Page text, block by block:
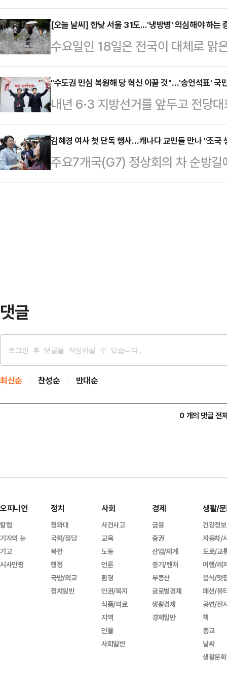
째 날인 16일(현지시간) 대니얼 스
션에서 한국의 전통 한복을 입고 등
다 캘거리에 위치한 G7 정상회의
대통령 부부가…
[오늘 날씨] 한낮 서울 31도...'냉방병' 의심해야 하는
수요일인 18일은 전국이 대체로 맑
름 무더위가 이어질 전망이다. 기상
기압의 가장자리에 들며 대체로 맑
기온이 30도 안팎으로 오르며 체감
역도 있겠다.기상청은 "온열질환
무더위 시간대에는 외출과 야외활
관리에도 각별히 주의해야 한다"고
최고기온은 26~3…
"수도권 민심 복원해 당 혁신 이끌 것"…'송언석표' 국
내년 6·3 지방선거를 앞두고 전당
고심이 깊어지고 있다. 윤석열 탄핵
여전히 존재하는 것은 물론, 이대로
힘을 잃을 수 있기 때문이다. 또 오
을 고려하면, 원내대표 선출 초기
김혜경 여사 첫 단독 행사…캐나다 교민들 만나 "조국
주요7개국(G7) 정상회의 차 순방
방문하고 있는 김혜경 여사가 교민
댓글
최신순 찬성순 반대순
0 개의 댓글 전
오피니언
칼럼
기자의 눈
기고
시사만평
정치
청와대
국회/정당
북한
행정
국방/외교
정치일반
사회
사건사고
교육
노동
언론
환경
인권/복지
식품/의료
지역
인물
사회일반
경제
금융
증권
산업/재계
중기/벤처
부동산
글로벌경제
생활경제
경제일반
생활/
건강정보
자동차/
도로/교
여행/레
음식/맛
패션/뷰
공연/전
책
종교
날씨
생활문